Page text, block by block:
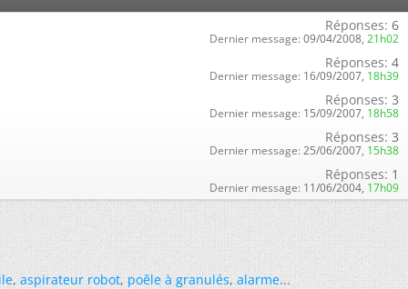
Réponses: 6
Dernier message: 09/04/2008, 21h02
Réponses: 4
Dernier message: 16/09/2007, 18h39
Réponses: 3
Dernier message: 15/09/2007, 18h58
Réponses: 3
Dernier message: 25/06/2007, 15h38
Réponses: 1
Dernier message: 11/06/2004, 17h09
,aspirateur robot,poêle à granulés,alarme...